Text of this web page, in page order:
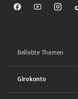
Sparkasse auf
Sparkasse
Beliebte Themen
Girokonto